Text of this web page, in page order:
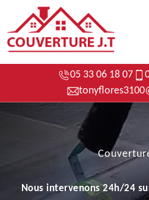
05 33 06 18 07
Nous intervenons 24h/24